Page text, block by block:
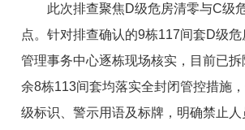
此次排查聚焦D级危房清零与C级
点。针对排查确认的9栋117间套D级
管理事务中心逐栋现场核实，目前已
余8栋113间套均落实全封闭管控措施
级标识、警示用语及标牌，明确禁止